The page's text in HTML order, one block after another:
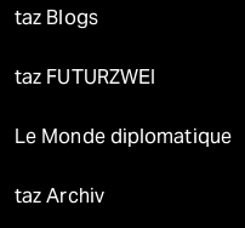
taz Blogs
taz FUTURZWEI
Le Monde diplomatique
taz Archiv